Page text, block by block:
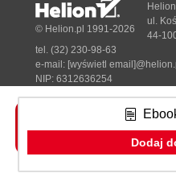
Rozdział 8.
Bibliografia 317
Spis rysunków 335
Dodaj
Tonik.pl
© Helion.pl 1991-2026
ul.
44-
tel. (32) 230-98-63
e-mail: [wyświetl
NIP: 6312636254